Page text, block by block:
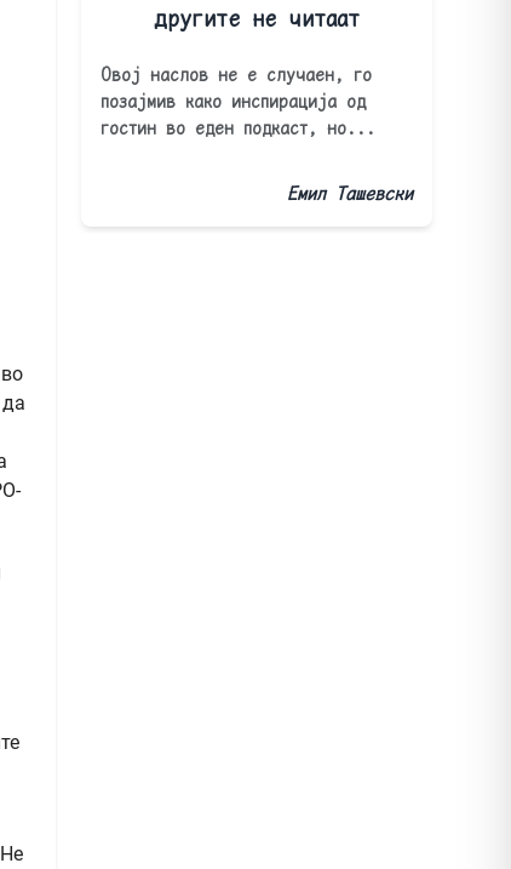
другите не читаат
Овој наслов не е случаен, го
позајмив како инспирација од
гостин во еден подкаст, но...
Емил Ташевски